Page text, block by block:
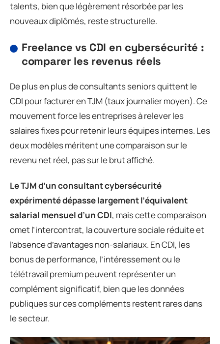
talents, bien que légèrement résorbée par les
nouveaux diplômés, reste structurelle.
Freelance vs CDI en cybersécurité :
comparer les revenus réels
De plus en plus de consultants seniors quittent le
CDI pour facturer en TJM (taux journalier moyen). Ce
mouvement force les entreprises à relever les
salaires fixes pour retenir leurs équipes internes. Les
deux modèles méritent une comparaison sur le
revenu net réel, pas sur le brut affiché.
Le TJM d’un consultant cybersécurité
expérimenté dépasse largement l’équivalent
salarial mensuel d’un CDI, mais cette comparaison
omet l’intercontrat, la couverture sociale réduite et
l’absence d’avantages non-salariaux. En CDI, les
bonus de performance, l’intéressement ou le
télétravail premium peuvent représenter un
complément significatif, bien que les données
publiques sur ces compléments restent rares dans
le secteur.